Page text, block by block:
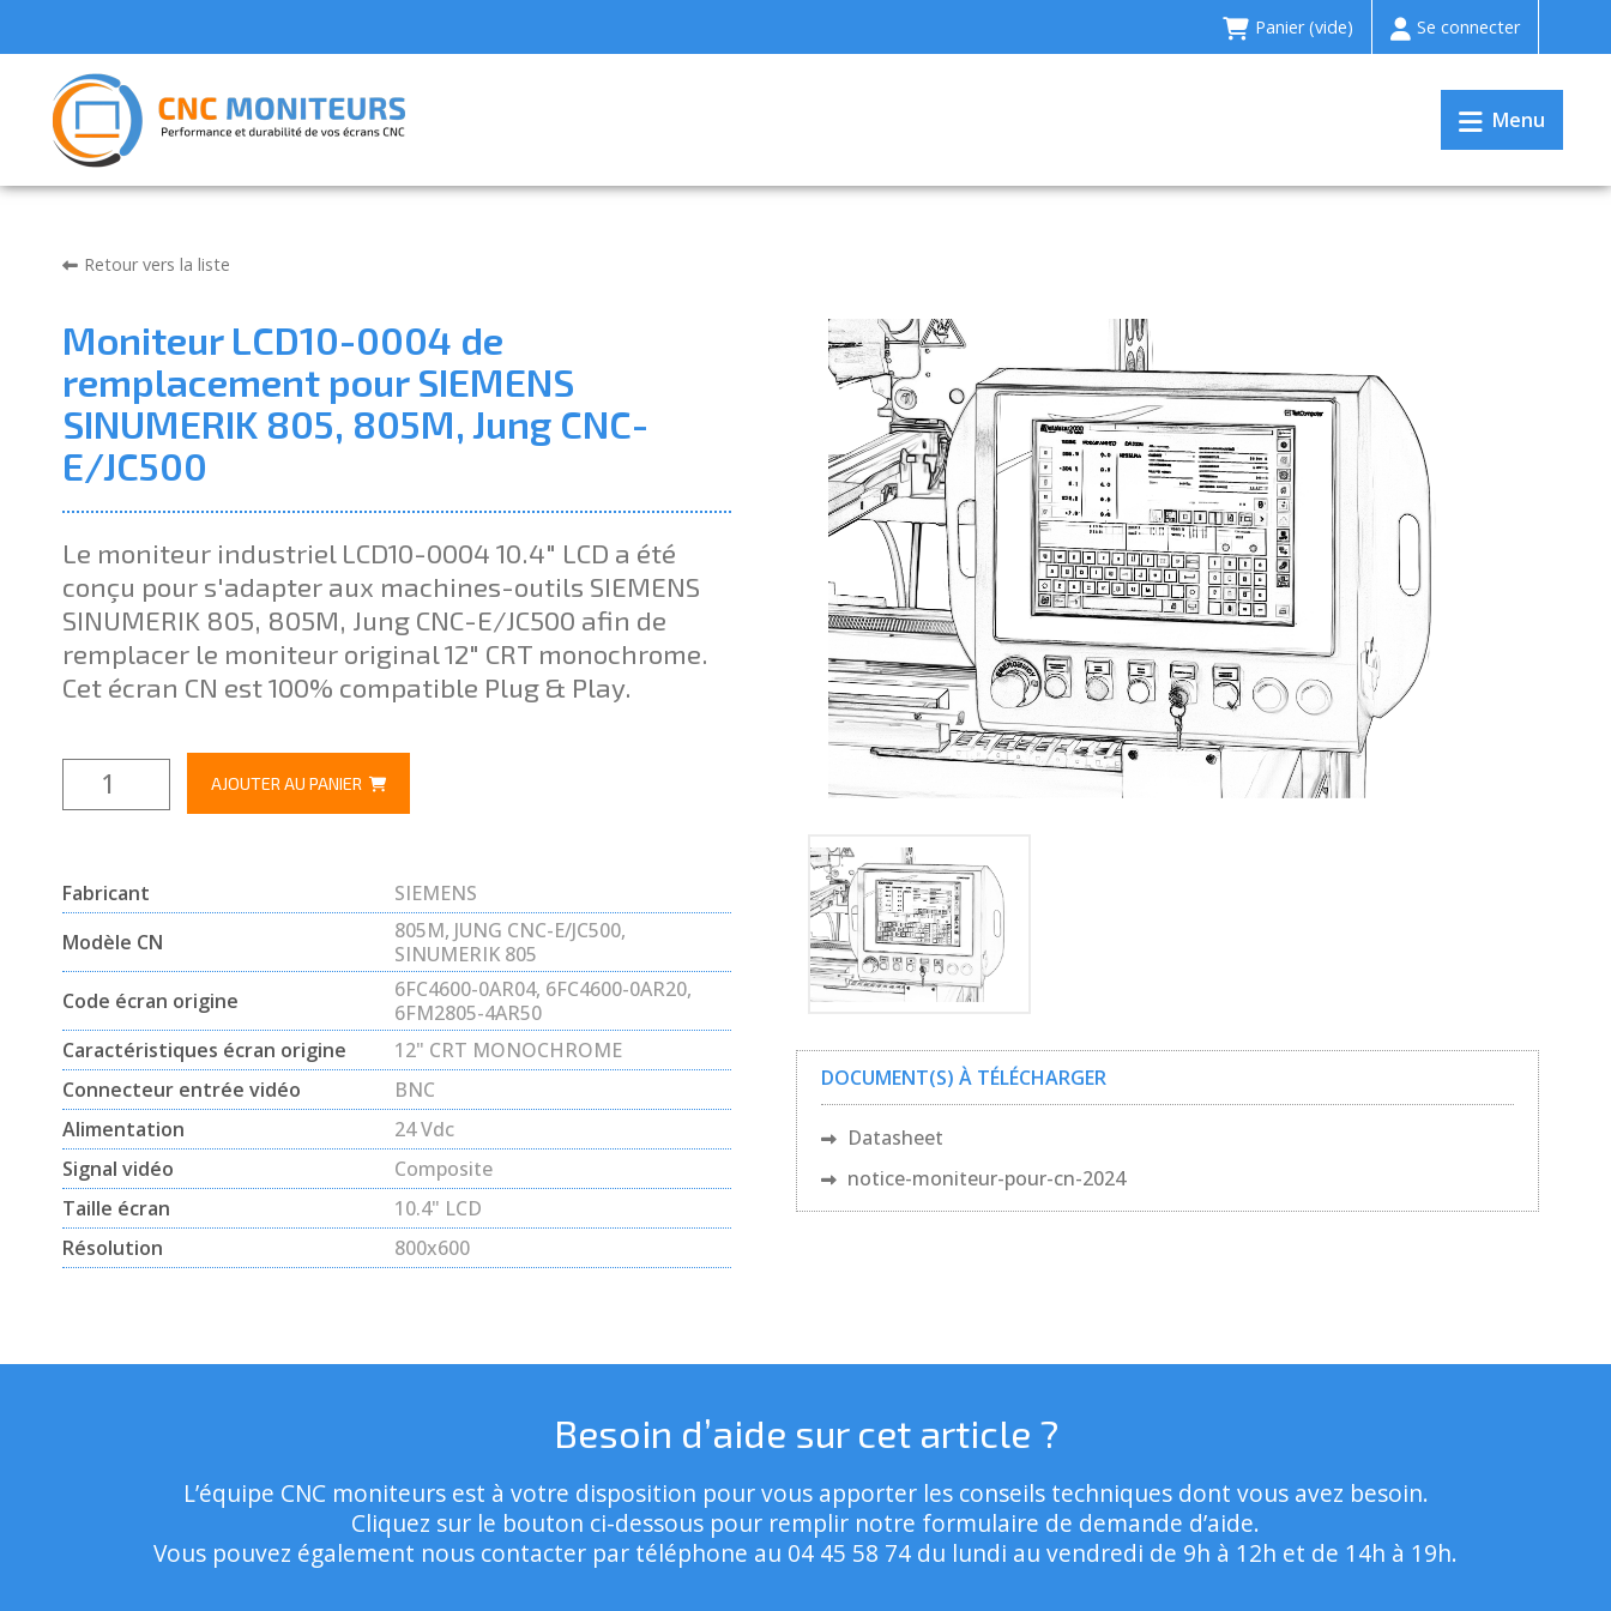
Panier(vide) Se connecter
Menu
Retour vers la liste
Moniteur LCD10-0004 de
remplacement pour SIEMENS
SINUMERIK 805, 805M, Jung CNC-
E/JC500
Le moniteur industriel LCD10-0004 10.4" LCD a été
conçu pour s'adapter aux machines-outils SIEMENS
SINUMERIK 805, 805M, Jung CNC-E/JC500 afin de
remplacer le moniteur original 12" CRT monochrome.
Cet écran CN est 100% compatible Plug & Play.
AJOUTER AU PANIER
Fabricant
SIEMENS
Modèle CN
805M, JUNG CNC-E/JC500,
SINUMERIK 805
Code écran origine
6FC4600-0AR04, 6FC4600-0AR20,
6FM2805-4AR50
Caractéristiques écran origine
12" CRT MONOCHROME
Connecteur entrée vidéo
BNC
Alimentation
24 Vdc
Signal vidéo
Composite
Taille écran
10.4" LCD
Résolution
800x600
DOCUMENT(S) À TÉLÉCHARGER
Datasheet
notice-moniteur-pour-cn-2024
Besoin d’aide sur cet article ?
L’équipe CNC moniteurs est à votre disposition pour vous apporter les conseils techniques dont vous avez besoin.
Cliquez sur le bouton ci-dessous pour remplir notre formulaire de demande d’aide.
Vous pouvez également nous contacter par téléphone au 04 45 58 74 du lundi au vendredi de 9h à 12h et de 14h à 19h.